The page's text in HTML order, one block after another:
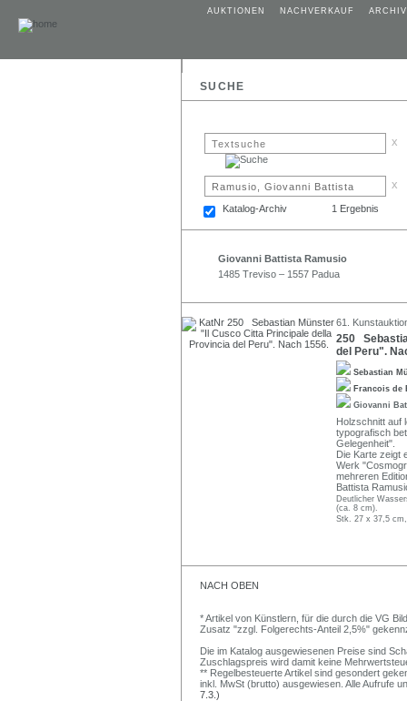
AUKTIONEN NACHVERKAUF ARCHIV
SUCHE
x
x
Katalog-Archiv 1 Ergebnis
Giovanni Battista Ramusio
1485 Treviso – 1557 Padua
61.
250
del Peru".
Sebastian
Francois de
Giovanni
Holzschnitt auf
typografisch
Gelegenheit".
Die Karte zeigt
Werk
mehreren
Battista
Deutlicher
(ca. 8 cm).
Stk. 27 x 37,5
NACH OBEN
* Artikel von Künstlern, für die durch die VG
Zusatz "zzgl. Folgerechts-Anteil 2,5%"
Die im Katalog ausgewiesenen Preise sind
Zuschlagspreis wird damit keine
** Regelbesteuerte Artikel sind gesondert
inkl. MwSt (brutto) ausgewiesen. Alle Aufrufe
7.3.)